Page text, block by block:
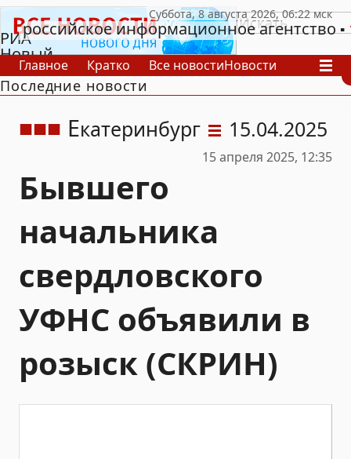
РИА
Новый
День
российское информационное агентство
Главное Кратко Все новостиНовости
В России
В мире
Последние новости
Екатеринбург 15.04.2025
15 апреля 2025, 12:35
Бывшего
начальника
свердловского
УФНС объявили в
розыск (СКРИН)